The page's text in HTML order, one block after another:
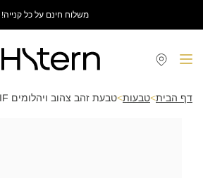
משלוח חינם על כל קנייה!
דף הבית>טבעות>טבעת זהב צהוב ויהלומים SNAKE MOTIF